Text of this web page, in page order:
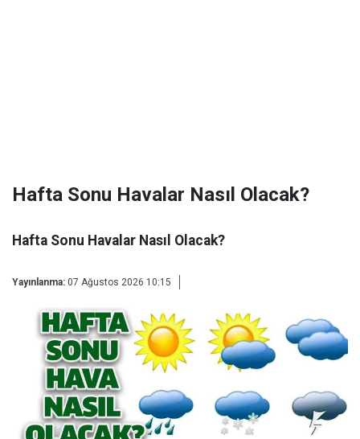
Hafta Sonu Havalar Nasıl Olacak?
Hafta Sonu Havalar Nasıl Olacak?
Yayınlanma: 07 Ağustos 2026 10:15